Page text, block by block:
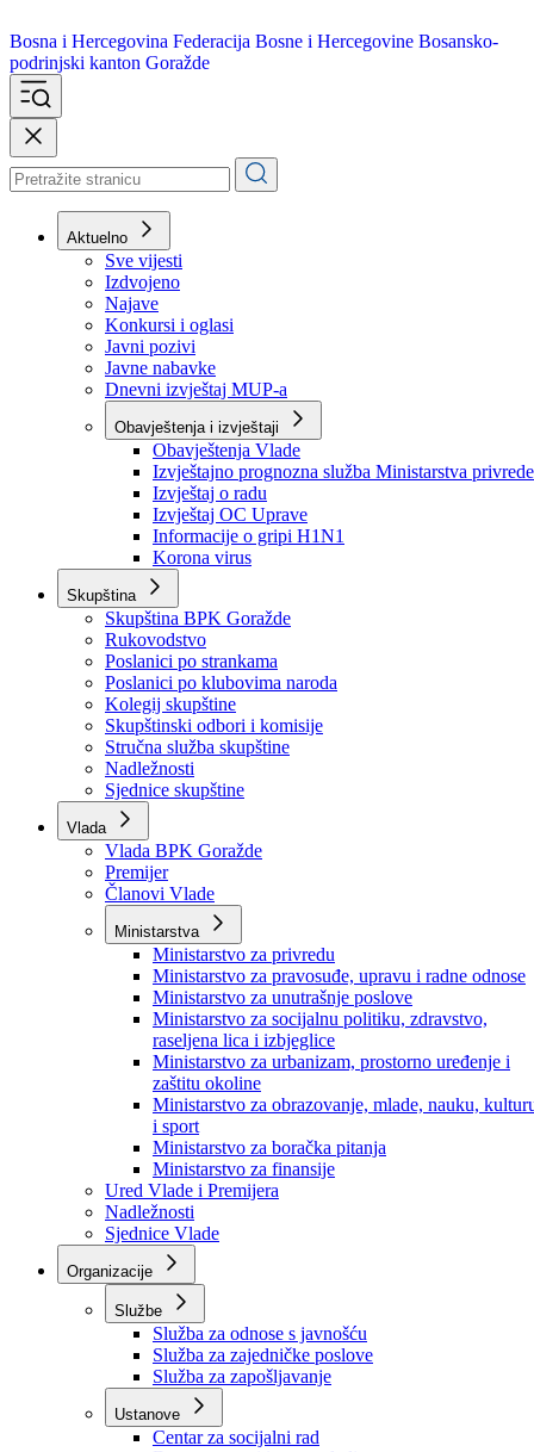
Bosna i Hercegovina
podrinjski kanton Goražde
Aktuelno
Sve vijesti
Izdvojeno
Najave
Konkursi i oglasi
Javni pozivi
Javne nabavke
Dnevni izvještaj MUP-a
Obavještenja i izvještaji
Obavještenja Vlade
Izvještajno prognozna služba Ministarstva privrede
Izvještaj o radu
Izvještaj OC Uprave
Informacije o gripi H1N1
Korona virus
Skupština
Skupština BPK Goražde
Rukovodstvo
Poslanici po strankama
Poslanici po klubovima naroda
Kolegij skupštine
Skupštinski odbori i komisije
Stručna služba skupštine
Nadležnosti
Sjednice skupštine
Vlada
Vlada BPK Goražde
Premijer
Članovi Vlade
Ministarstva
Ministarstvo za privredu
Ministarstvo za pravosuđe, upravu i radne odnose
Ministarstvo za unutrašnje poslove
Ministarstvo za socijalnu politiku, zdravstvo,
raseljena lica i izbjeglice
Ministarstvo za urbanizam, prostorno uređenje i
zaštitu okoline
Ministarstvo za obrazovanje, mlade, nauku,
i sport
Ministarstvo za boračka pitanja
Ministarstvo za finansije
Ured Vlade i Premijera
Nadležnosti
Sjednice Vlade
Organizacije
Službe
Služba za odnose s javnošću
Služba za zajedničke poslove
Služba za zapošljavanje